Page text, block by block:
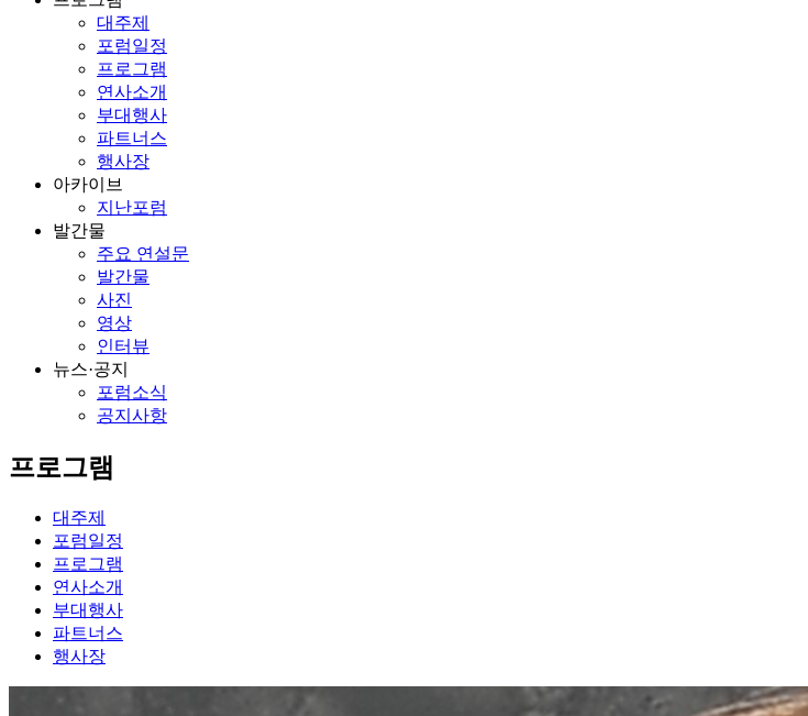
대주제
포럼일정
프로그램
연사소개
부대행사
파트너스
행사장
아카이브
지난포럼
발간물
주요 연설문
발간물
사진
영상
인터뷰
뉴스·공지
포럼소식
공지사항
프로그램
대주제
포럼일정
프로그램
연사소개
부대행사
파트너스
행사장